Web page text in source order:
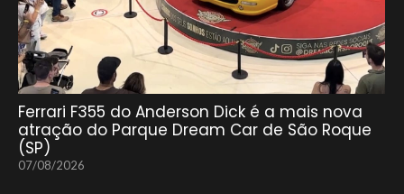
Ferrari F355 do Anderson Dick é a mais nova
atração do Parque Dream Car de São Roque
(SP)
07/08/2026